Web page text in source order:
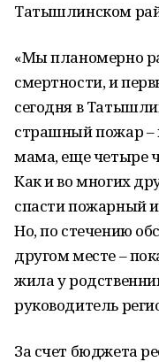
Татышлинском
«Мы планомерно
смертности, и
сегодня в
страшный пожар –
мама, еще четыре
Как и во многих
спасти пожарный
Но, по стечению
другом месте –
жила у
руководитель
За счет бюджета